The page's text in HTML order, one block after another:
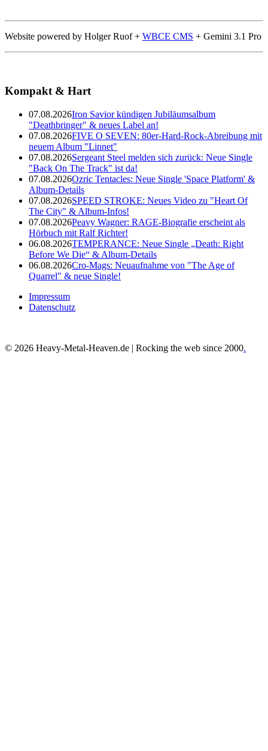
Website powered by Holger Ruof + WBCE CMS + Gemini 3.1 Pro
Kompakt & Hart
07.08.2026Iron Savior kündigen Jubiläumsalbum
"Deathbringer" & neues Label an!
07.08.2026FIVE O SEVEN: 80er-Hard-Rock-Abreibung mit
neuem Album "Linnet"
07.08.2026Sergeant Steel melden sich zurück: Neue Single
"Back On The Track" ist da!
07.08.2026Ozric Tentacles: Neue Single 'Space Platform' &
Album-Details
07.08.2026SPEED STROKE: Neues Video zu "Heart Of
The City" & Album-Infos!
07.08.2026Peavy Wagner: RAGE-Biografie erscheint als
Hörbuch mit Ralf Richter!
06.08.2026TEMPERANCE: Neue Single „Death: Right
Before We Die“ & Album-Details
06.08.2026Cro-Mags: Neuaufnahme von "The Age of
Quarrel" & neue Single!
Impressum
Datenschutz
© 2026 Heavy-Metal-Heaven.de | Rocking the web since 2000.